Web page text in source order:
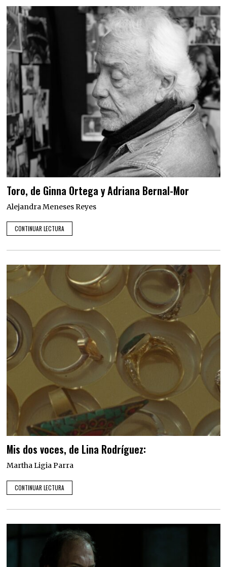
Toro, de Ginna Ortega y Adriana Bernal-Mor
Alejandra Meneses Reyes
CONTINUAR LECTURA
Mis dos voces, de Lina Rodríguez:
Martha Ligia Parra
CONTINUAR LECTURA